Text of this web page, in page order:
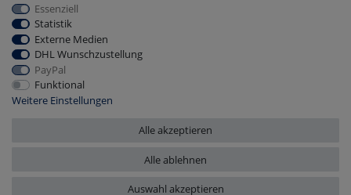
2026 Skihaus Hellenberg e.K.
*Alle Preise inkl. MwSt., zzgl. Versandkosten
Essenziell
Statistik
Externe Medien
DHL Wunschzustellung
PayPal
Funktional
Weitere Einstellungen
Alle akzeptieren
Alle ablehnen
Auswahl akzeptieren